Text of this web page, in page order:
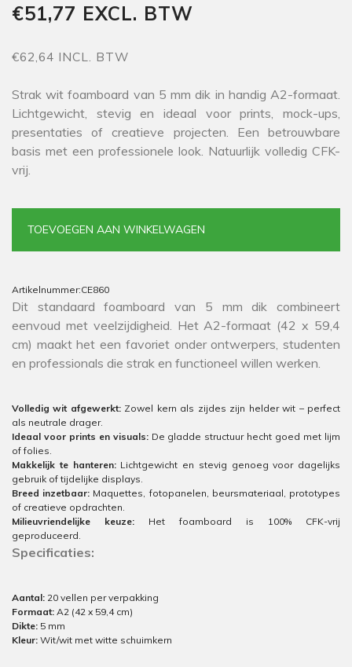
€51,77 EXCL. BTW
€62,64 INCL. BTW
Strak wit foamboard van 5 mm dik in handig A2-formaat.
Lichtgewicht, stevig en ideaal voor prints, mock-ups,
presentaties of creatieve projecten. Een betrouwbare
basis met een professionele look. Natuurlijk volledig CFK-
vrij.
TOEVOEGEN AAN WINKELWAGEN
Artikelnummer:CE860
Dit standaard foamboard van 5 mm dik combineert
eenvoud met veelzijdigheid. Het A2-formaat (42 x 59,4
cm) maakt het een favoriet onder ontwerpers, studenten
en professionals die strak en functioneel willen werken.
Volledig wit afgewerkt:Zowel kern als zijdes zijn helder wit – perfect
als neutrale drager.
Ideaal voor prints en visuals:De gladde structuur hecht goed met lijm
of folies.
Makkelijk te hanteren:Lichtgewicht en stevig genoeg voor dagelijks
gebruik of tijdelijke displays.
Breed inzetbaar: Maquettes, fotopanelen, beursmateriaal, prototypes
of creatieve opdrachten.
Milieuvriendelijke keuze: Het foamboard is 100% CFK-vrij
geproduceerd.
Specificaties:
Aantal: 20 vellen per verpakking
Formaat: A2 (42 x 59,4 cm)
Dikte: 5 mm
Kleur: Wit/wit met witte schuimkern